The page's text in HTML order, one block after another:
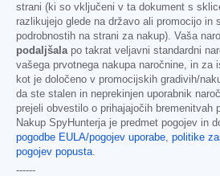
strani (ki so vključeni v ta dokument s
razlikujejo glede na državo ali promocijo in
podrobnostih na strani za nakup). Vaša
podaljšala po takrat veljavni standardni
vašega prvotnega nakupa naročnine, in za
kot je določeno v promocijskih gradivih/
da ste stalen in neprekinjen uporabnik
prejeli obvestilo o prihajajočih bremenitvah
Nakup SpyHunterja je predmet pogojev in
pogodbe EULA/pogojev uporabe politike
pogojev popusta
------